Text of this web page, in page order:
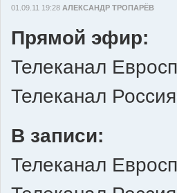
01.09.11 19:28 АЛЕКСАНДР ТРОПАРЁВ
Прямой эфир:
Телеканал
Телеканал
В записи:
Телеканал